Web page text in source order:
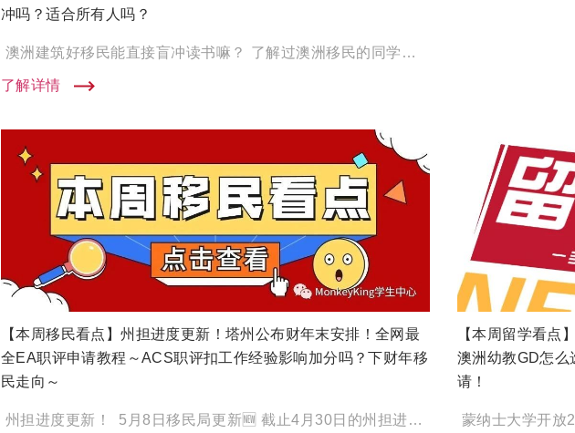
冲吗？适合所有人吗？
澳洲建筑好移民能直接盲冲读书嘛？ 了解过澳洲移民的同学肯定对于建筑行业不陌生了吧～ 确实， 现在建筑专业已经 […]
了解详情
【本周移民看点】州担进度更新！塔州公布财年末安排！全网最
全EA职评申请教程～ACS职评扣工作经验影响加分吗？下财年移
民走向～
州担进度更新！ ‍‍‍‍‍‍‍‍‍‍‍ 5月8日移民局更新🆕 截止4月30日的州担进度 大师兄先把进度给大家 […]
【本周留学看点
澳洲幼教GD怎么
请！